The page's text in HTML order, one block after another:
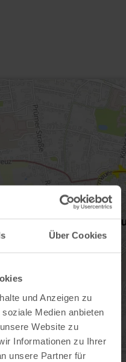
Über Cookies
und Anzeigen zu
Medien anbieten
Website zu
Informationen zu Ihrer
unsere Partner für